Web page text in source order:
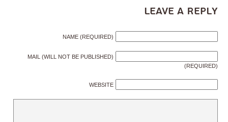
Leave a Reply
NAME (REQUIRED)
MAIL (WILL NOT BE PUBLISHED)
(REQUIRED)
WEBSITE